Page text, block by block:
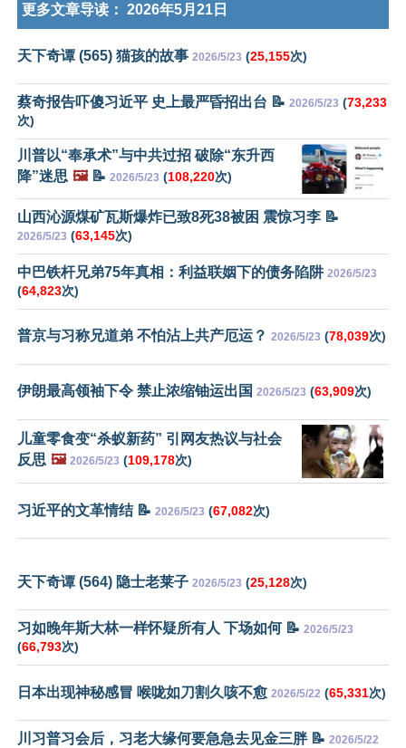
更多文章导读： 2026年5月21日
天下奇谭 (565) 猫孩的故事 2026/5/23 (25,155次)
蔡奇报告吓傻习近平 史上最严昏招出台 📝 2026/5/23 (73,233
次)
川普以“奉承术”与中共过招 破除“东升西
降”迷思 🖼️📝 2026/5/23 (108,220次)
山西沁源煤矿瓦斯爆炸已致8死38被困 震惊习李 📝
2026/5/23 (63,145次)
中巴铁杆兄弟75年真相：利益联姻下的债务陷阱 2026/5/23
(64,823次)
普京与习称兄道弟 不怕沾上共产厄运？ 2026/5/23 (78,039次)
伊朗最高领袖下令 禁止浓缩铀运出国 2026/5/23 (63,909次)
儿童零食变“杀蚁新药” 引网友热议与社会
反思 🖼️ 2026/5/23 (109,178次)
习近平的文革情结 📝 2026/5/23 (67,082次)
天下奇谭 (564) 隐士老莱子 2026/5/23 (25,128次)
习如晚年斯大林一样怀疑所有人 下场如何 📝 2026/5/23
(66,793次)
日本出现神秘感冒 喉咙如刀割久咳不愈 2026/5/22 (65,331次)
川习普习会后，习老大缘何要急急去见金三胖 📝 2026/5/22